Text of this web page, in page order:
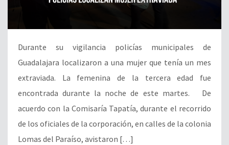
Durante su vigilancia policías municipales de
Guadalajara localizaron a una mujer que tenía un mes
extraviada. La femenina de la tercera edad fue
encontrada durante la noche de este martes. De
acuerdo con la Comisaría Tapatía, durante el recorrido
de los oficiales de la corporación, en calles de la colonia
Lomas del Paraíso, avistaron […]